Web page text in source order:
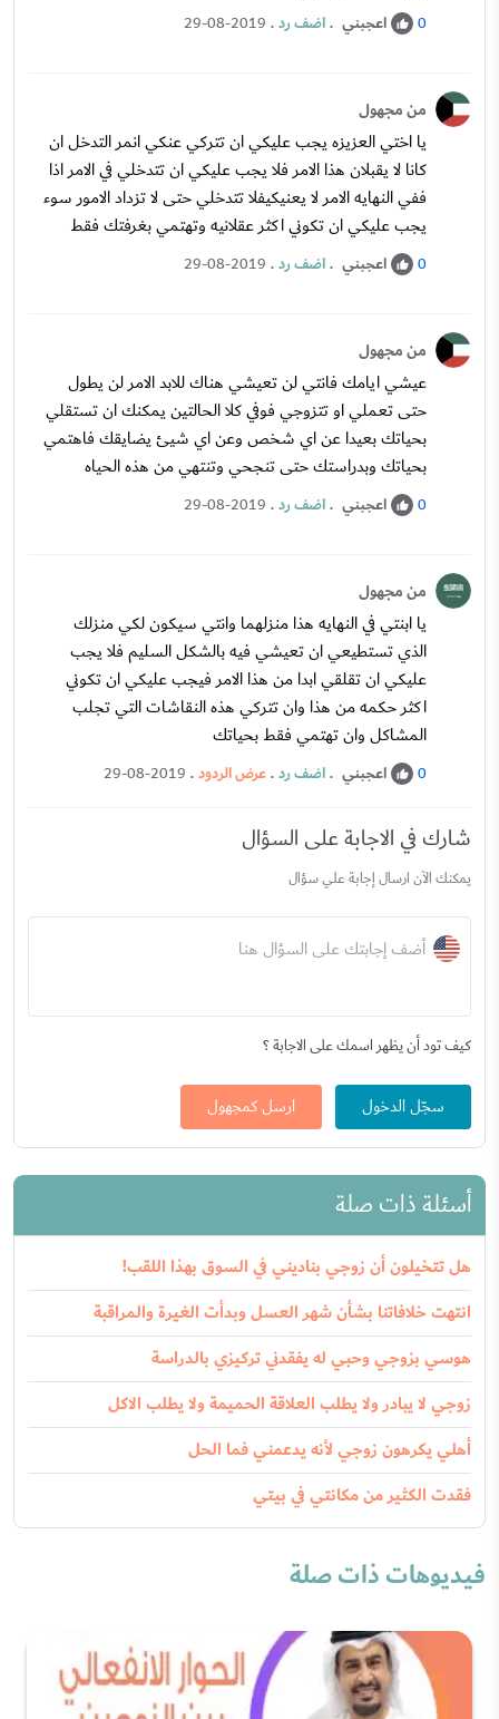
0 اعجبني .اضف رد.
29-08-2019
من مجهول
يا اختي العزيزه يجب عليكي ان تتركي عنكي انمر التدخل ان
كانا لا يقبلان هذا الامر فلا يجب عليكي ان تتدخلي في الامر اذا
ففي النهايه الامر لا يعنيكيفلا تتدخلي حتى لا تزداد الامور سوء
يجب عليكي ان تكوني اكثر عقلانيه وتهتمي بغرفتك فقط
0 اعجبني .اضف رد.
29-08-2019
من مجهول
عيشي ايامك فانتي لن تعيشي هناك للابد الامر لن يطول
حتى تعملي او تتزوجي فوفي كلا الحالتين يمكنك ان تستقلي
بحياتك بعيدا عن اي شخص وعن اي شيئ يضايقك فاهتمي
بحياتك وبدراستك حتى تنجحي وتنتهي من هذه الحياه
0 اعجبني .اضف رد.
29-08-2019
من مجهول
يا ابنتي في النهايه هذا منزلهما وانتي سيكون لكي منزلك
الذي تستطيعي ان تعيشي فيه بالشكل السليم فلا يجب
عليكي ان تقلقي ابدا من هذا الامر فيجب عليكي ان تكوني
اكثر حكمه من هذا وان تتركي هذه النقاشات التي تجلب
المشاكل وان تهتمي فقط بحياتك
0 اعجبني .اضف رد.عرض الردود.
29-08-2019
شارك في الاجابة على السؤال
يمكنك الآن ارسال إجابة علي سؤال
أضف إجابتك على السؤال هنا
كيف تود أن يظهر اسمك على الاجابة ؟
سجّل الدخول ارسل كمجهول
أسئلة ذات صلة
هل تتخيلون أن زوجي بناديني في السوق بهذا اللقب!
انتهت خلافاتنا بشأن شهر العسل وبدأت الغيرة والمراقبة
هوسي بزوجي وحبي له يفقدني تركيزي بالدراسة
زوجي لا يبادر ولا يطلب العلاقة الحميمة ولا يطلب الاكل
أهلي يكرهون زوجي لأنه يدعمني فما الحل
فقدت الكثير من مكانتي في بيتي
فيديوهات ذات صلة